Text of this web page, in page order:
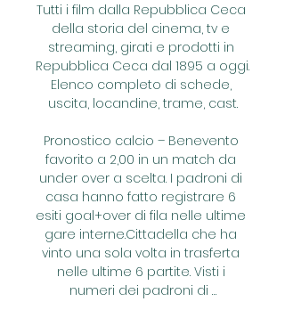
Tutti i film dalla Repubblica Ceca
della storia del cinema, tv e
streaming, girati e prodotti in
Repubblica Ceca dal 1895 a oggi.
Elenco completo di schede,
uscita, locandine, trame, cast.
Pronostico calcio – Benevento
favorito a 2,00 in un match da
under over a scelta. I padroni di
casa hanno fatto registrare 6
esiti goal+over di fila nelle ultime
gare interne.Cittadella che ha
vinto una sola volta in trasferta
nelle ultime 6 partite. Visti i
numeri dei padroni di …